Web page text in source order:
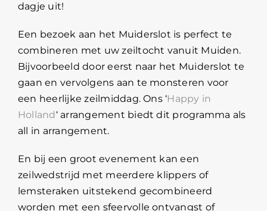
dagje uit!
Een bezoek aan het Muiderslot is perfect te
combineren met uw zeiltocht vanuit Muiden.
Bijvoorbeeld door eerst naar het Muiderslot te
gaan en vervolgens aan te monsteren voor
een heerlijke zeilmiddag. Ons ‘Happy in
Holland ‘ arrangement biedt dit programma als
all in arrangement.
En bij een groot evenement kan een
zeilwedstrijd met meerdere klippers of
lemsteraken uitstekend gecombineerd
worden met een sfeervolle ontvangst of